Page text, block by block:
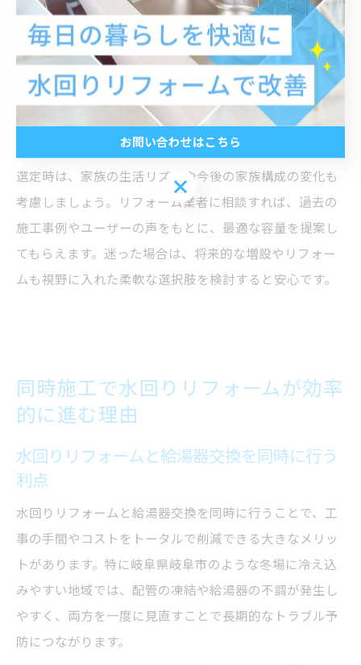
があります。
容量不足の給湯器を選んでしまうと、浴室とキッチンで
同時にお湯を使ったときに湯温が下がったり、お湯切れ
が発生するリスクがあります。一方で、過剰な大容量を
選ぶと初期費用やランニングコストが増加するため、家
族構成や使用状況に合った容量選定がポイントです。
選定時は、家族の生活リズムや今後の家族構成の変化も
考慮しましょう。リフォーム業者に相談すれば、過去の
施工事例やユーザーの声をもとに、最適な容量を提案し
てもらえます。迷った場合は、将来的な増設やリフォー
ムも視野に入れた柔軟な選択肢を検討すると安心です。
同時施工で水回りリフォームが効率
的に進む理由
水回りリフォームと給湯器交換を同時に行う
利点
水回りリフォームと給湯器交換を同時に行うことで、工
事の手間やコストをトータルで削減できる大きなメリッ
トがあります。特に岐阜県岐阜市のような冬場に冷え込
みやすい地域では、配管の凍結や給湯器の不調が発生し
やすく、両方を一度に見直すことで長期的なトラブル予
防につながります。
お問い合わせはこちら
お問い合わせはこちら